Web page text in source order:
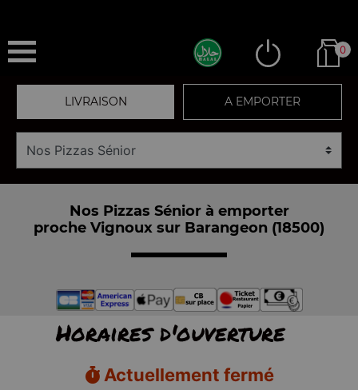
0
LIVRAISON A EMPORTER
Nos Pizzas Sénior à emporter
proche Vignoux sur Barangeon (18500)
Horaires d'ouverture
Actuellement fermé